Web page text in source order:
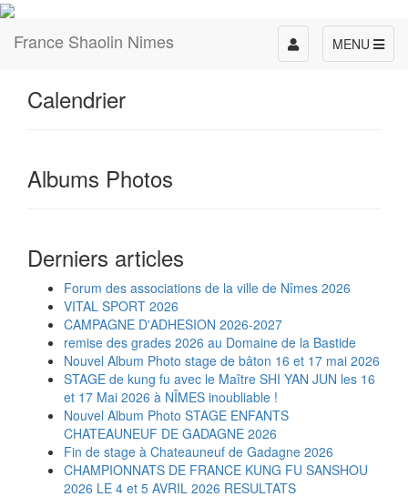
France Shaolin Nimes MENU
Toggle
navigation
Calendrier
Albums Photos
Derniers articles
Forum des associations de la ville de Nîmes 2026
VITAL SPORT 2026
CAMPAGNE D'ADHESION 2026-2027
remise des grades 2026 au Domaine de la Bastide
Nouvel Album Photo stage de bâton 16 et 17 mai 2026
STAGE de kung fu avec le Maître SHI YAN JUN les 16
et 17 Mai 2026 à NÎMES inoubliable !
Nouvel Album Photo STAGE ENFANTS
CHATEAUNEUF DE GADAGNE 2026
Fin de stage à Chateauneuf de Gadagne 2026
CHAMPIONNATS DE FRANCE KUNG FU SANSHOU
2026 LE 4 et 5 AVRIL 2026 RESULTATS